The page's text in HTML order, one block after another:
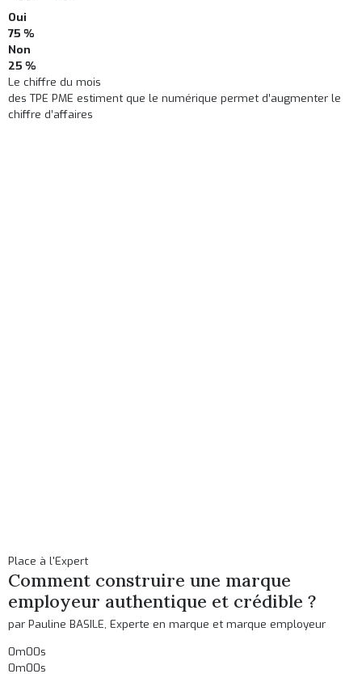
Oui
75 %
Non
25 %
Le chiffre du mois
des TPE PME estiment que le numérique permet d’augmenter le
chiffre d’affaires
Place à l'Expert
Comment construire une marque
employeur authentique et crédible ?
par Pauline BASILE, Experte en marque et marque employeur
0m00s
0m00s